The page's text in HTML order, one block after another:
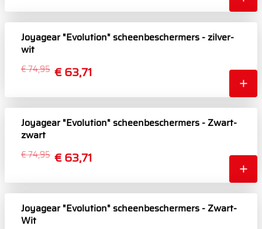
Joyagear "Evolution" scheenbeschermers - zilver-
wit
€ 63,71
€ 74,95
Joyagear "Evolution" scheenbeschermers - Zwart-
zwart
€ 63,71
€ 74,95
Joyagear "Evolution" scheenbeschermers - Zwart-
Wit